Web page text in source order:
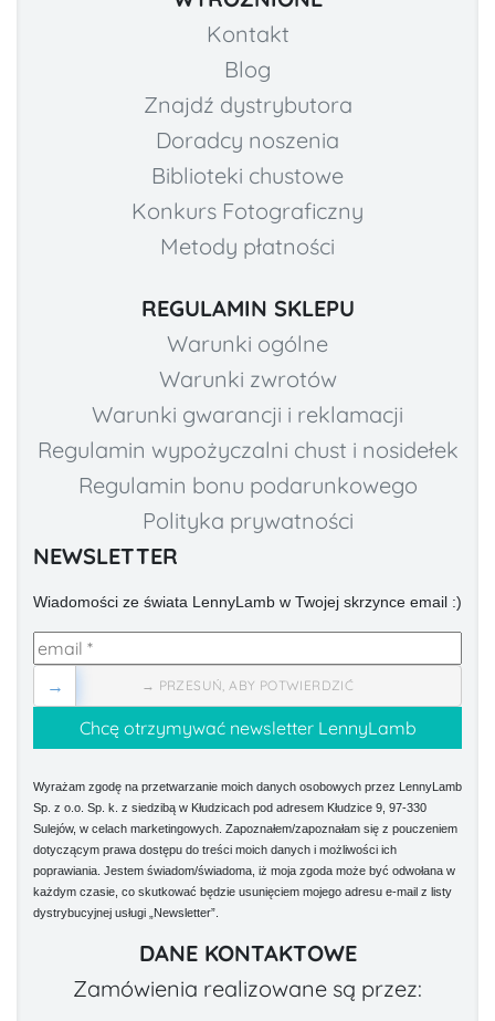
Kontakt
Blog
Znajdź dystrybutora
Doradcy noszenia
Biblioteki chustowe
Konkurs Fotograficzny
Metody płatności
REGULAMIN SKLEPU
Warunki ogólne
Warunki zwrotów
Warunki gwarancji i reklamacji
Regulamin wypożyczalni chust i nosidełek
Regulamin bonu podarunkowego
Polityka prywatności
NEWSLETTER
Wiadomości ze świata LennyLamb w Twojej skrzynce email :)
→ PRZESUŃ, ABY POTWIERDZIĆ
→
Wyrażam zgodę na przetwarzanie moich danych osobowych przez LennyLamb
Sp. z o.o. Sp. k. z siedzibą w Kłudzicach pod adresem Kłudzice 9, 97-330
Sulejów, w celach marketingowych. Zapoznałem/zapoznałam się z pouczeniem
dotyczącym prawa dostępu do treści moich danych i możliwości ich
poprawiania. Jestem świadom/świadoma, iż moja zgoda może być odwołana w
każdym czasie, co skutkować będzie usunięciem mojego adresu e-mail z listy
dystrybucyjnej usługi „Newsletter”.
DANE KONTAKTOWE
Zamówienia realizowane są przez: